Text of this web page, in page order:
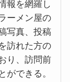
報を網羅し
ーメン屋の
写真、投稿
訪れた方の
り、訪問前
ができる。